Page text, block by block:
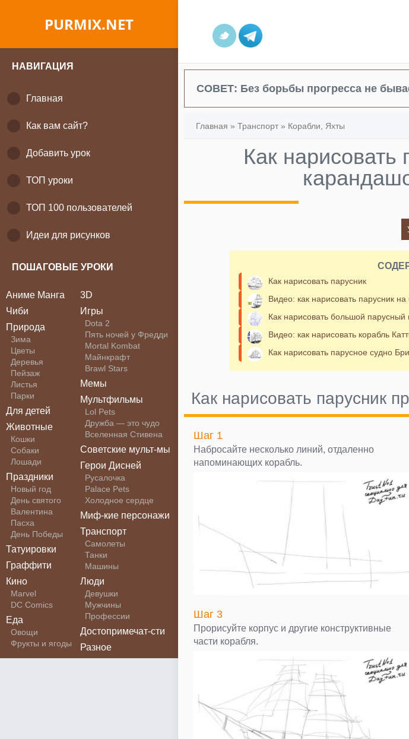
PURMIX.NET
НАВИГАЦИЯ
Главная
Как вам сайт?
Добавить урок
ТОП уроки
ТОП 100 пользователей
Идеи для рисунков
ПОШАГОВЫЕ УРОКИ
Аниме Манга
Чиби
Природа
Зима
Цветы
Деревья
Пейзаж
Листья
Парки
Для детей
Животные
Кошки
Собаки
Лошади
Праздники
Новый год
День святого
Валентина
Пасха
День Победы
Татуировки
Граффити
Кино
Marvel
DC Comics
Еда
Овощи
Фрукты и ягоды
3D
Игры
Dota 2
Пять ночей у Фредди
Mortal Kombat
Майнкрафт
Brawl Stars
Мемы
Мультфильмы
Lol Pets
Дружба — это чудо
Вселенная Стивена
Советские мульт-мы
Герои Дисней
Русалочка
Palace Pets
Холодное сердце
Миф-кие персонажи
Транспорт
Самолеты
Танки
Машины
Люди
Девушки
Мужчины
Профессии
Достопримечат-сти
Разное
СОВЕТ: Без борьбы прогресса не
Главная » Транспорт » Корабли, Яхты
Как нарисовать
Как нарисовать парусник
Видео: как нарисовать парусник на
Как нарисовать большой парусный
Видео: как нарисовать корабль
Как нарисовать парусное судно
Как нарисовать парусник
Шаг 1
Набросайте несколько линий, отдаленно
напоминающих корабль.
Шаг 3
Прорисуйте корпус и другие конструктивные
части корабля.